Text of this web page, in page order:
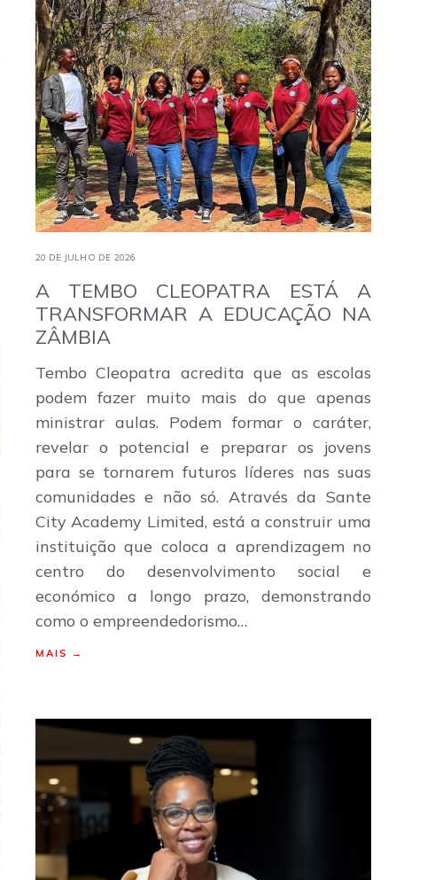
20 DE JULHO DE 2026
A TEMBO CLEOPATRA ESTÁ A
TRANSFORMAR A EDUCAÇÃO NA
ZÂMBIA
Tembo Cleopatra acredita que as escolas
podem fazer muito mais do que apenas
ministrar aulas. Podem formar o caráter,
revelar o potencial e preparar os jovens
para se tornarem futuros líderes nas suas
comunidades e não só. Através da Sante
City Academy Limited, está a construir uma
instituição que coloca a aprendizagem no
centro do desenvolvimento social e
económico a longo prazo, demonstrando
como o empreendedorismo…
MAIS →